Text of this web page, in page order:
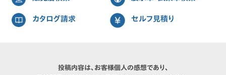
カタログ請求 セルフ見積り
投稿内容は、お客様個人の感想であり、